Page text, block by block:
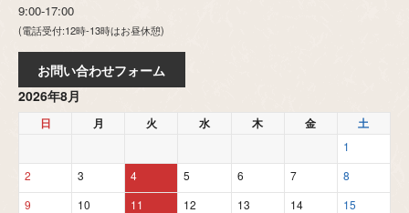
9:00-17:00
(電話受付:12時-13時はお昼休憩)
お問い合わせフォーム
2026年8月
日 月 火 水 木 金 土
1
2
3 4 5 6 7
8
9
10 11 12 13 14
15